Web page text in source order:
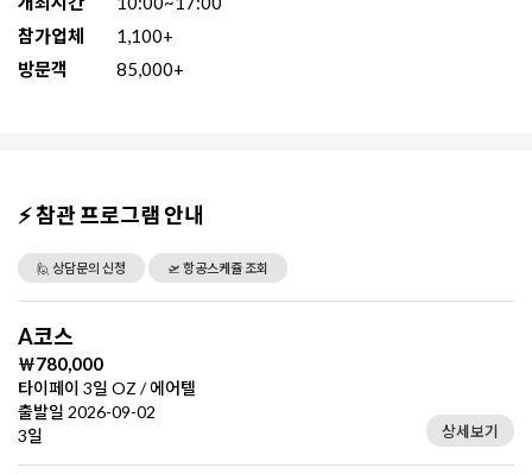
참가업체
1,100+
방문객
85,000+
⚡ 참관 프로그램 안내
🙋 상담문의 신청 🛫 항공스케쥴 조회
A코스
￦780,000
타이페이 3일 OZ / 에어텔
출발일 2026-09-02
3일
상세보기